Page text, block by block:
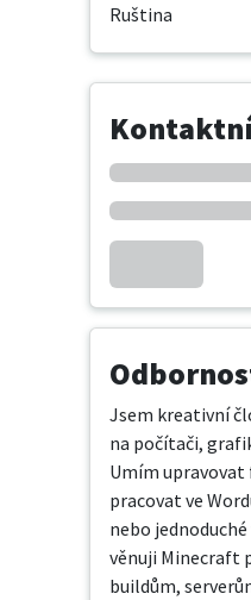
Ruština
Jsem kreativní
na počítači,
Umím
pracovat ve
nebo
věnuji Minecraft
buildům,